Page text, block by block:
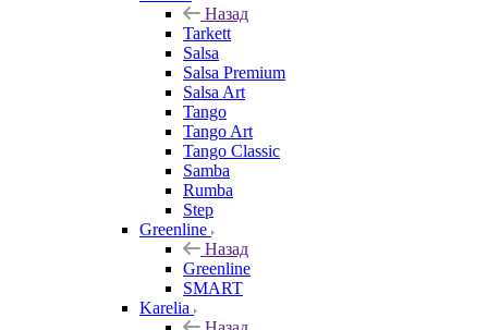
Назад
Tarkett
Salsa
Salsa Premium
Salsa Art
Tango
Tango Art
Tango Classic
Samba
Rumba
Step
Greenline
Назад
Greenline
SMART
Karelia